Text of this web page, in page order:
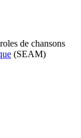
de chansons
(SEAM)